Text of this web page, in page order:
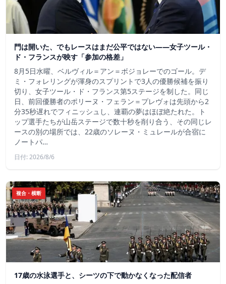
門は開いた、でもレースはまだ公平ではない――女子ツール・
ド・フランスが映す「参加の格差」
8月5日水曜、ベルヴィル＝アン＝ボジョレーでのゴール。デ
ミ・フォレリングが渾身のスプリントで3人の優勝候補を振り
切り、女子ツール・ド・フランス第5ステージを制した。同じ
日、前回優勝者のポリーヌ・フェラン＝プレヴォは先頭から2
分35秒遅れでフィニッシュし、連覇の夢はほぼ絶たれた。ト
ップ選手たちが山岳ステージで数十秒を削り合う、その同じレ
ースの別の場所では、22歳のソレーヌ・ミュレールが合宿に
ノートパ…
日付: 2026/8/6
複合・横断
17歳の水泳選手と、シーツの下で動かなくなった配信者